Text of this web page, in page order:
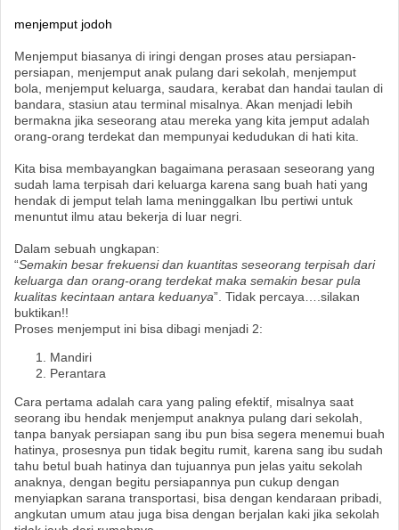
menjemput jodoh
Menjemput biasanya di iringi dengan proses atau persiapan-
persiapan, menjemput anak pulang dari sekolah, menjemput
bola, menjemput keluarga, saudara, kerabat dan handai taulan di
bandara, stasiun atau terminal misalnya. Akan menjadi lebih
bermakna jika seseorang atau mereka yang kita jemput adalah
orang-orang terdekat dan mempunyai kedudukan di hati kita.
Kita bisa membayangkan bagaimana perasaan seseorang yang
sudah lama terpisah dari keluarga karena sang buah hati yang
hendak di jemput telah lama meninggalkan Ibu pertiwi untuk
menuntut ilmu atau bekerja di luar negri.
Dalam sebuah ungkapan:
“Semakin besar frekuensi dan kuantitas seseorang terpisah dari
keluarga dan orang-orang terdekat maka semakin besar pula
kualitas kecintaan antara keduanya”. Tidak percaya….silakan
buktikan!!
Proses menjemput ini bisa dibagi menjadi 2:
Mandiri
Perantara
Cara pertama adalah cara yang paling efektif, misalnya saat
seorang ibu hendak menjemput anaknya pulang dari sekolah,
tanpa banyak persiapan sang ibu pun bisa segera menemui buah
hatinya, prosesnya pun tidak begitu rumit, karena sang ibu sudah
tahu betul buah hatinya dan tujuannya pun jelas yaitu sekolah
anaknya, dengan begitu persiapannya pun cukup dengan
menyiapkan sarana transportasi, bisa dengan kendaraan pribadi,
angkutan umum atau juga bisa dengan berjalan kaki jika sekolah